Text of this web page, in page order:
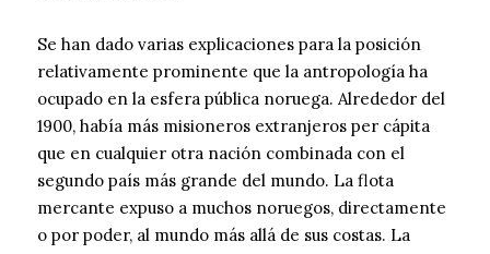
Se han dado varias explicaciones para la posición
relativamente prominente que la antropología ha
ocupado en la esfera pública noruega. Alrededor del
1900, había más misioneros extranjeros per cápita
que en cualquier otra nación combinada con el
segundo país más grande del mundo. La flota
mercante expuso a muchos noruegos, directamente
o por poder, al mundo más allá de sus costas. La